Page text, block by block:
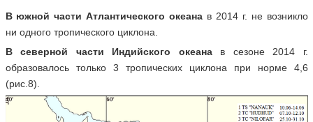
В южной части Атлантического океана в 2014 г. не возникло
ни одного тропического циклона.
В северной части Индийского океанав сезоне 2014 г.
образовалось только 3 тропических циклона при норме 4,6
(рис.8).